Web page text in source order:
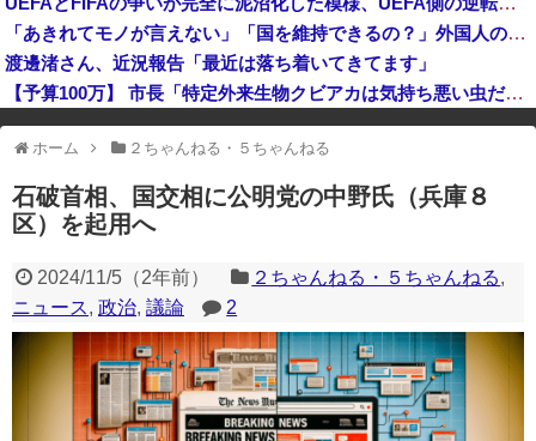
フェミさん「女性視点の避難所を提言します」
「あきれてモノが言えない」「国を維持できるの？」外国人の永住許可要件の厳格化で在日中国人の本音は？
渡邊渚さん、近況報告「最近は落ち着いてきてます」
【予算100万】 市長「特定外来生物クビアカは気持ち悪い虫だしそんな需要ないと思う」1匹300円相当の報奨金→初日に42万取られ焦り
※アドブロック等の広告非表示プラグインやアドオンを利用している場合、
一部のコンテンツが表示されなくなったり、サイト全体のレイアウトが崩れ
たりする場合があります。
ホーム ２ちゃんねる・５ちゃんねる
石破首相、国交相に公明党の中野氏（兵庫８
区）を起用へ
2024/11/5（2年前） ２ちゃんねる・５ちゃんねる,
ニュース, 政治, 議論 2